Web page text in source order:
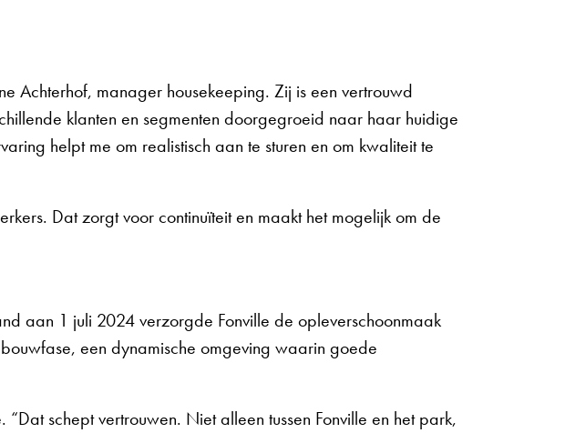
Achterhof, manager housekeeping. Zij is een vertrouwd
klanten en segmenten doorgegroeid naar haar huidige
helpt me om realistisch aan te sturen en om kwaliteit te
Dat zorgt voor continuïteit en maakt het mogelijk om de
aan 1 juli 2024 verzorgde Fonville de opleverschoonmaak
een dynamische omgeving waarin goede
schept vertrouwen. Niet alleen tussen Fonville en het park,